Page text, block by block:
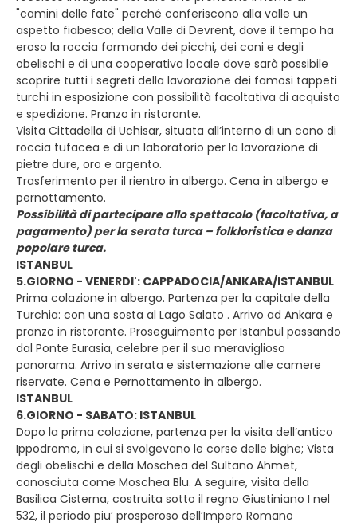
"camini delle fate" perché conferiscono alla valle un
aspetto fiabesco; della Valle di Devrent, dove il tempo ha
eroso la roccia formando dei picchi, dei coni e degli
obelischi e di una cooperativa locale dove sarà possibile
scoprire tutti i segreti della lavorazione dei famosi tappeti
turchi in esposizione con possibilità facoltativa di acquisto
e spedizione. Pranzo in ristorante.
Visita Cittadella di Uchisar, situata all’interno di un cono di
roccia tufacea e di un laboratorio per la lavorazione di
pietre dure, oro e argento.
Trasferimento per il rientro in albergo. Cena in albergo e
pernottamento.
Possibilità di partecipare allo spettacolo (facoltativa, a
pagamento) per la serata turca – folkloristica e danza
popolare turca.
ISTANBUL
5.GIORNO - VENERDI': CAPPADOCIA/ANKARA/ISTANBUL
Prima colazione in albergo. Partenza per la capitale della
Turchia: con una sosta al Lago Salato . Arrivo ad Ankara e
pranzo in ristorante. Proseguimento per Istanbul passando
dal Ponte Eurasia, celebre per il suo meraviglioso
panorama. Arrivo in serata e sistemazione alle camere
riservate. Cena e Pernottamento in albergo.
ISTANBUL
6.GIORNO - SABATO: ISTANBUL
Dopo la prima colazione, partenza per la visita dell’antico
Ippodromo, in cui si svolgevano le corse delle bighe; Vista
degli obelischi e della Moschea del Sultano Ahmet,
conosciuta come Moschea Blu. A seguire, visita della
Basilica Cisterna, costruita sotto il regno Giustiniano I nel
532, il periodo piu’ prosperoso dell’Impero Romano